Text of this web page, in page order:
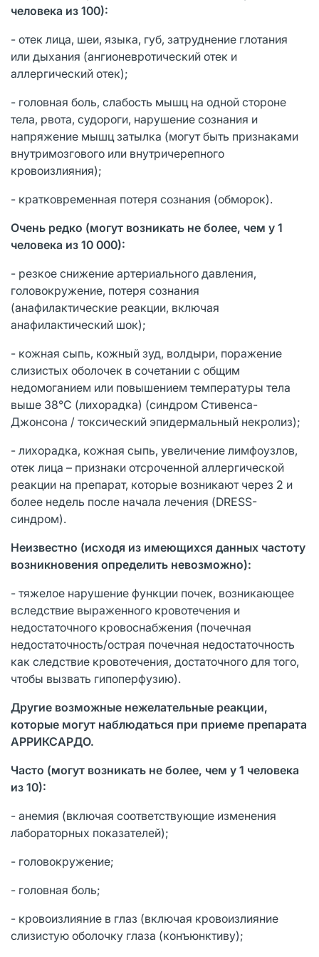
человека из 100):
- отек лица, шеи, языка, губ, затруднение глотания
или дыхания (ангионевротический отек и
аллергический отек);
- головная боль, слабость мышц на одной стороне
тела, рвота, судороги, нарушение сознания и
напряжение мышц затылка (могут быть признаками
внутримозгового или внутричерепного
кровоизлияния);
- кратковременная потеря сознания (обморок).
Очень редко (могут возникать не более, чем у 1
человека из 10 000):
- резкое снижение артериального давления,
головокружение, потеря сознания
(анафилактические реакции, включая
анафилактический шок);
- кожная сыпь, кожный зуд, волдыри, поражение
слизистых оболочек в сочетании с общим
недомоганием или повышением температуры тела
выше 38°С (лихорадка) (синдром Стивенса-
Джонсона / токсический эпидермальный некролиз);
- лихорадка, кожная сыпь, увеличение лимфоузлов,
отек лица – признаки отсроченной аллергической
реакции на препарат, которые возникают через 2 и
более недель после начала лечения (DRЕSS-
синдром).
Неизвестно (исходя из имеющихся данных частоту
возникновения определить невозможно):
- тяжелое нарушение функции почек, возникающее
вследствие выраженного кровотечения и
недостаточного кровоснабжения (почечная
недостаточность/острая почечная недостаточность
как следствие кровотечения, достаточного для того,
чтобы вызвать гипоперфузию).
Другие возможные нежелательные реакции,
которые могут наблюдаться при приеме препарата
АРРИКСАРДО.
Часто (могут возникать не более, чем у 1 человека
из 10):
- анемия (включая соответствующие изменения
лабораторных показателей);
- головокружение;
- головная боль;
- кровоизлияние в глаз (включая кровоизлияние
слизистую оболочку глаза (конъюнктиву);